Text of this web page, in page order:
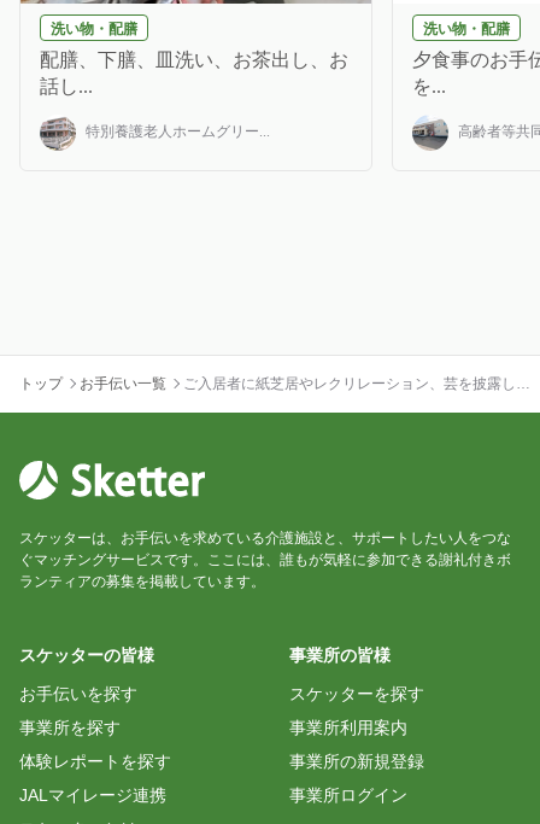
洗い物・配膳
配膳、下膳、皿洗い、お茶出し、お
話し...
特別養護老人ホームグリー...
洗い物・配膳
夕食事のお手
を...
高齢者等共
トップ お手伝い一覧
ご入居者に紙芝居やレクリレーション、芸を披露して
スケッターは、お手伝いを求めている介護施設と、サポートしたい人をつな
ぐマッチングサービスです。ここには、誰もが気軽に参加できる謝礼付きボ
ランティアの募集を掲載しています。
スケッターの皆様
お手伝いを探す
事業所を探す
体験レポートを探す
JALマイレージ連携
事業所の皆様
スケッターを探す
事業所利用案内
事業所の新規登録
事業所ログイン